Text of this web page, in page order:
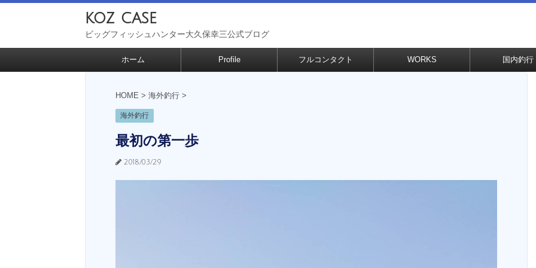
koz case
ビッグフィッシュハンター大久保幸三公式ブログ
ホーム Profile フルコンタクト WORKS 国内釣行
HOME > 海外釣行 >
海外釣行
最初の第一歩
2018/03/29